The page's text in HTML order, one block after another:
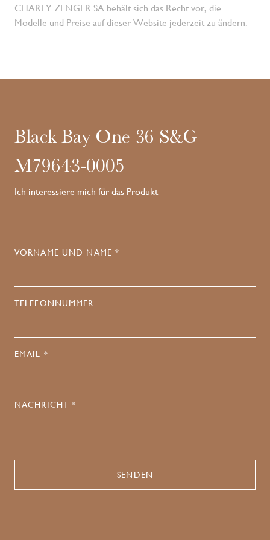
CHARLY ZENGER SA behält sich das Recht vor, die
Modelle und Preise auf dieser Website jederzeit zu ändern.
Black Bay One 36 S&G
M79643-0005
Ich interessiere mich für das Produkt
VORNAME UND NAME *
TELEFONNUMMER
EMAIL *
NACHRICHT *